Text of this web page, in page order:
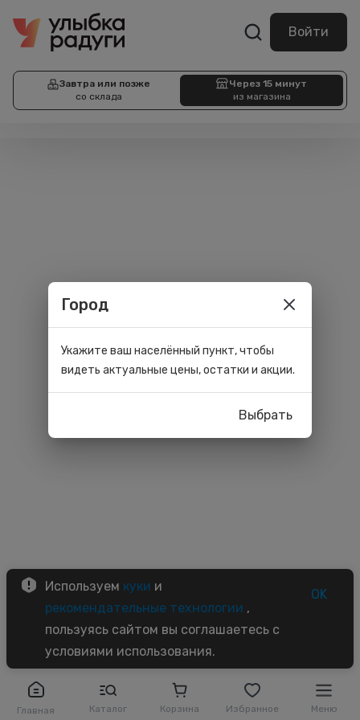
Войти
Завтра или позже
со склада
Через 15 минут
из магазина
Главная Каталог Корзина Избранное Меню
Используем куки и
рекомендательные технологии ,
пользуясь сайтом вы соглашаетесь с
условиями использования.
OK
Город
Укажите ваш населённый пункт, чтобы
видеть актуальные цены, остатки и акции.
Выбрать